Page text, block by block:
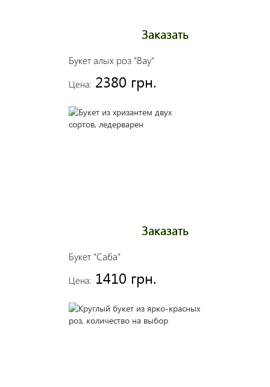
Букет алых роз "Вау"
Цена: 2380 грн.
Заказать
Букет "Саба"
Цена: 1410 грн.
Заказать